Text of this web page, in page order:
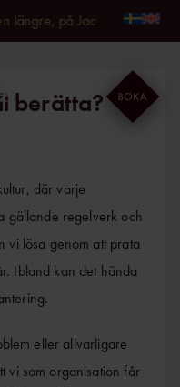
längre, på Jacy'z, fr. 595kr/
berätta?
där varje
gällande regelverk och
vi lösa genom att prata
Ibland kan det hända
eller allvarligare
vi som organisation får